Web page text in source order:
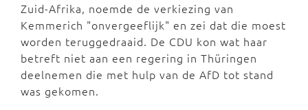
Zuid-Afrika, noemde de verkiezing van
Kemmerich "onvergeeflijk" en zei dat die moest
worden teruggedraaid. De CDU kon wat haar
betreft niet aan een regering in Thüringen
deelnemen die met hulp van de AfD tot stand
was gekomen.